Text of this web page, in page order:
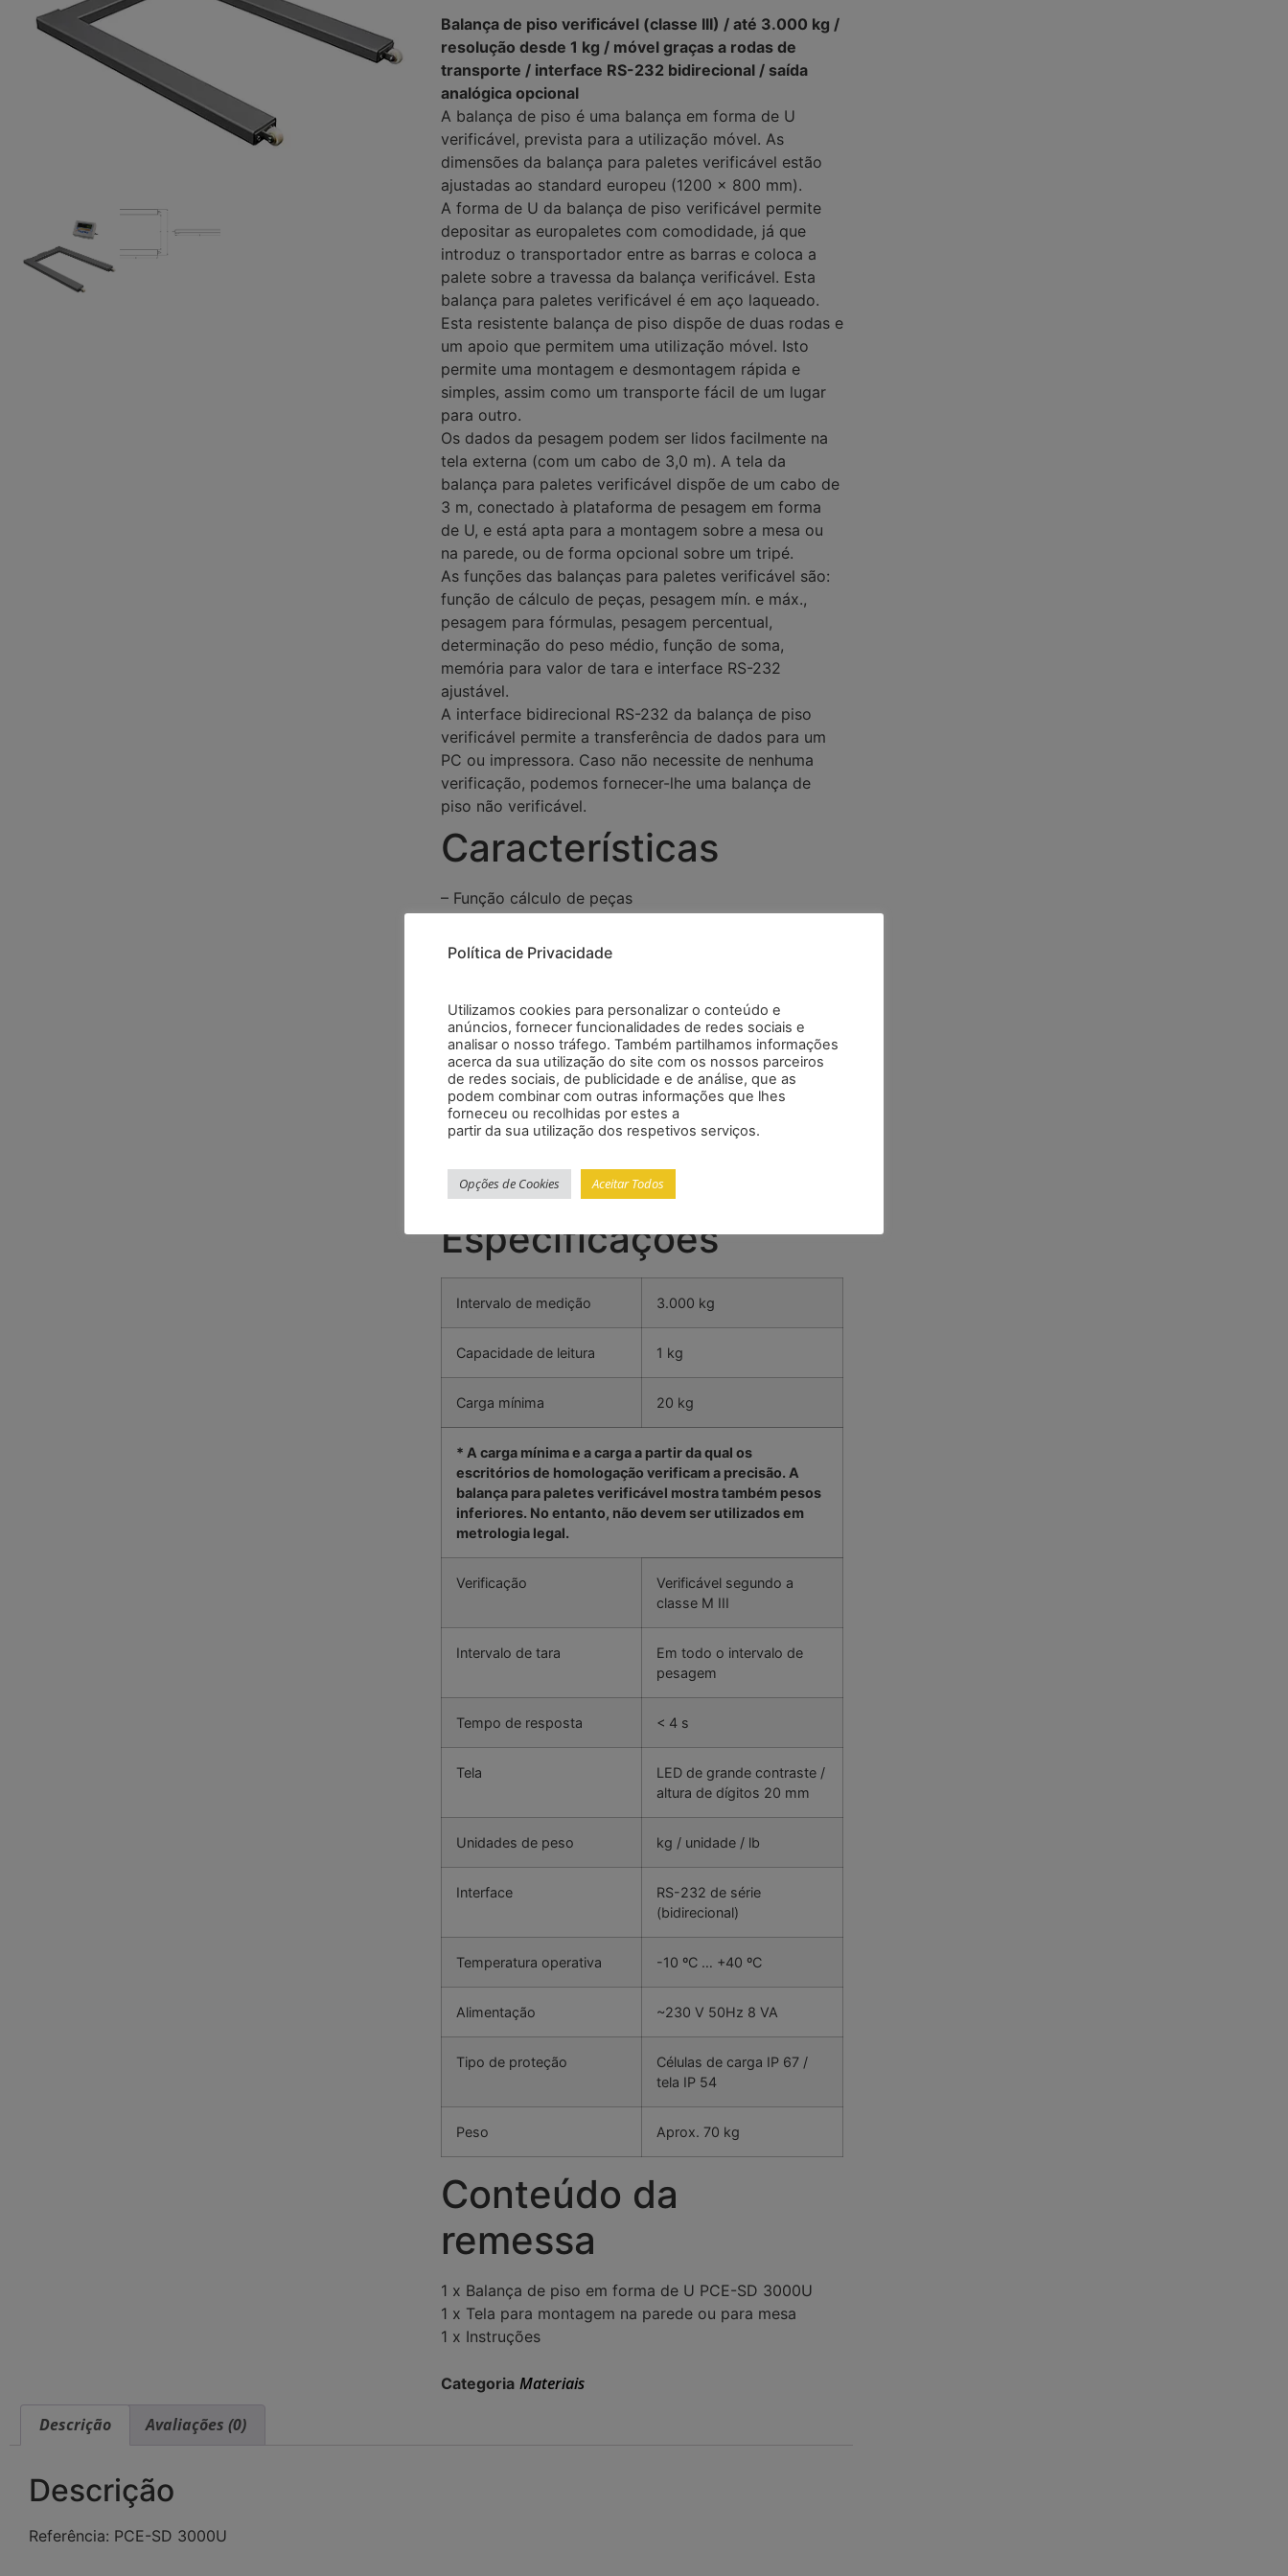
Balança de piso verificável (classe III) / até 3.000 kg /
resolução desde 1 kg / móvel graças a rodas de
transporte / interface RS-232 bidirecional / saída
analógica opcional
A balança de piso é uma balança em forma de U
verificável, prevista para a utilização móvel. As
dimensões da balança para paletes verificável estão
ajustadas ao standard europeu (1200 x 800 mm).
A forma de U da balança de piso verificável permite
depositar as europaletes com comodidade, já que
introduz o transportador entre as barras e coloca a
palete sobre a travessa da balança verificável. Esta
balança para paletes verificável é em aço laqueado.
Esta resistente balança de piso dispõe de duas rodas e
um apoio que permitem uma utilização móvel. Isto
permite uma montagem e desmontagem rápida e
simples, assim como um transporte fácil de um lugar
para outro.
Os dados da pesagem podem ser lidos facilmente na
tela externa (com um cabo de 3,0 m). A tela da
balança para paletes verificável dispõe de um cabo de
3 m, conectado à plataforma de pesagem em forma
de U, e está apta para a montagem sobre a mesa ou
na parede, ou de forma opcional sobre um tripé.
As funções das balanças para paletes verificável são:
função de cálculo de peças, pesagem mín. e máx.,
pesagem para fórmulas, pesagem percentual,
determinação do peso médio, função de soma,
memória para valor de tara e interface RS-232
ajustável.
A interface bidirecional RS-232 da balança de piso
verificável permite a transferência de dados para um
PC ou impressora. Caso não necessite de nenhuma
verificação, podemos fornecer-lhe uma balança de
piso não verificável.
Características
– Função cálculo de peças
– Percentagem de comparação de pesagem
– Determinação de tolerância de peso mín. / ok / máx.
– Função estatística
– Pesagem de formulação mista
– Interface RS-232 bidirecional e ajustável
– Desconexão automática ajustável
– Tecla bruto/líquido na tela
– Componentes livres de manutenção
– Opcional: USB, LAN ou 4-20 mA
Especificações
Intervalo de medição 3.000 kg
Capacidade de leitura 1 kg
Carga mínima 20 kg
* A carga mínima e a carga a partir da qual os
escritórios de homologação verificam a precisão. A
balança para paletes verificável mostra também pesos
inferiores. No entanto, não devem ser utilizados em
metrologia legal.
Verificação
Verificável segundo a
classe M III
Intervalo de tara
Em todo o intervalo de
pesagem
Tempo de resposta < 4 s
Tela
LED de grande contraste /
altura de dígitos 20 mm
Unidades de peso kg / unidade / lb
Interface
RS-232 de série
(bidirecional)
Temperatura operativa -10 ºC … +40 ºC
Alimentação ~230 V 50Hz 8 VA
Tipo de proteção
Células de carga IP 67 /
tela IP 54
Peso Aprox. 70 kg
Conteúdo da
remessa
1 x Balança de piso em forma de U PCE-SD 3000U
1 x Tela para montagem na parede ou para mesa
1 x Instruções
Categoria Materiais
Descrição
Avaliações (0)
Descrição
Referência: PCE-SD 3000U
Política de Privacidade
Utilizamos cookies para personalizar o conteúdo e
anúncios, fornecer funcionalidades de redes sociais e
analisar o nosso tráfego. Também partilhamos informações
acerca da sua utilização do site com os nossos parceiros
de redes sociais, de publicidade e de análise, que as
podem combinar com outras informações que lhes
forneceu ou recolhidas por estes a
partir da sua utilização dos respetivos serviços.
Opções de Cookies Aceitar Todos